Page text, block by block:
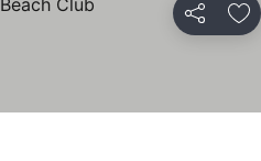
Partilhar